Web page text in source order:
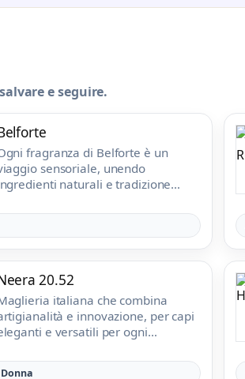
e seguire.
fragranza di Belforte è un
sensoriale, unendo
naturali e tradizione
20.52
italiana che combina
e innovazione, per capi
e versatili per ogni